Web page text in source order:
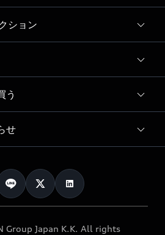
ル
ション
う
せ
ン
Group Japan K.K. All rights